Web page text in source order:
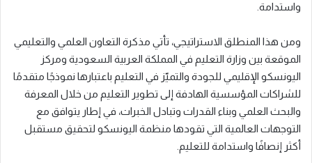
واستدامة.
ومن هذا المنطلق الاستراتيجي، تأتي مذكرة التعاون العلمي والتعليمي
الموقعة بين وزارة التعليم في المملكة العربية السعودية ومركز
اليونسكو الإقليمي للجودة والتميّز في التعليم باعتبارها نموذجًا متقدمًا
للشراكات المؤسسية الهادفة إلى تطوير التعليم من خلال المعرفة
والبحث العلمي وبناء القدرات وتبادل الخبرات، في إطار يتوافق مع
التوجهات العالمية التي تقودها منظمة اليونسكو لتحقيق مستقبل
أكثر إنصافًا واستدامة للتعليم.